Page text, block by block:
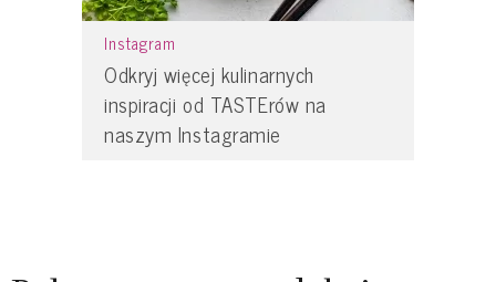
Instagram
Odkryj więcej kulinarnych
inspiracji od TASTErów na
naszym Instagramie